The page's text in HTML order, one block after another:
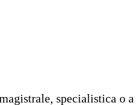
specialistica o